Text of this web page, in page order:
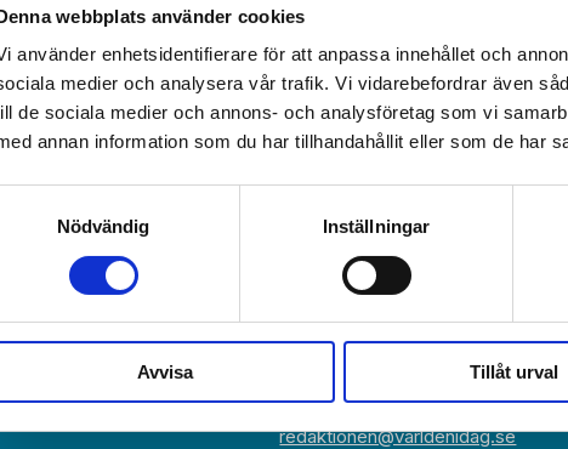
webbplats använder cookies
använder enhetsidentifierare för att anpassa innehållet och
medier och analysera vår trafik. Vi vidarebefordrar även
de sociala medier och annons- och analysföretag som vi
annan information som du har tillhandahållit eller som de har
Nödvändig
Inställningar
Avvisa Tillåt urval
kristen grund.
Växel:
(kl 10–12, 14–16)
Kundservice:
kundtjanst@varldenidag.se
redaktionen@varldenidag.se